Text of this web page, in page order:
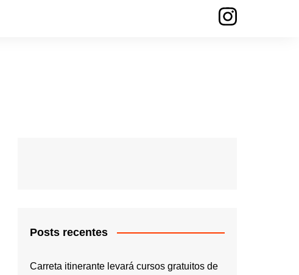
Posts recentes
Carreta itinerante levará cursos gratuitos de